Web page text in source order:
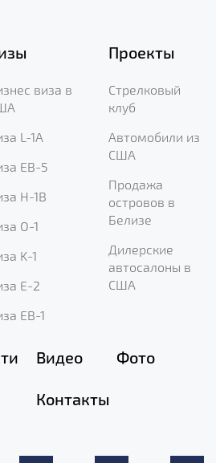
виза в
L-1A
EB-5
H-1B
O-1
K-1
E-2
EB-1
Проекты
Стрелковый
клуб
Автомобили из
США
Продажа
островов в
Белизе
Дилерские
автосалоны в
США
Видео Фото
Контакты